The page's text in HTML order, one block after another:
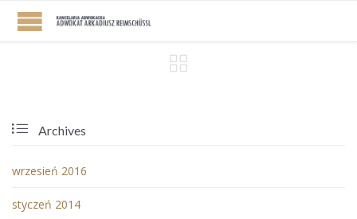

 Archives
wrzesień 2016
styczeń 2014